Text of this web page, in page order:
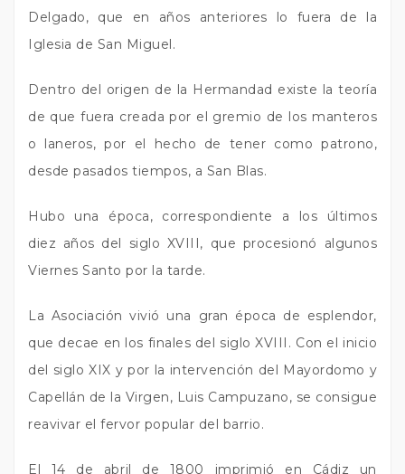
Delgado, que en años anteriores lo fuera de la
Iglesia de San Miguel.
Dentro del origen de la Hermandad existe la teoría
de que fuera creada por el gremio de los manteros
o laneros, por el hecho de tener como patrono,
desde pasados tiempos, a San Blas.
Hubo una época, correspondiente a los últimos
diez años del siglo XVIII, que procesionó algunos
Viernes Santo por la tarde.
La Asociación vivió una gran época de esplendor,
que decae en los finales del siglo XVIII. Con el inicio
del siglo XIX y por la intervención del Mayordomo y
Capellán de la Virgen, Luis Campuzano, se consigue
reavivar el fervor popular del barrio.
El 14 de abril de 1800 imprimió en Cádiz un